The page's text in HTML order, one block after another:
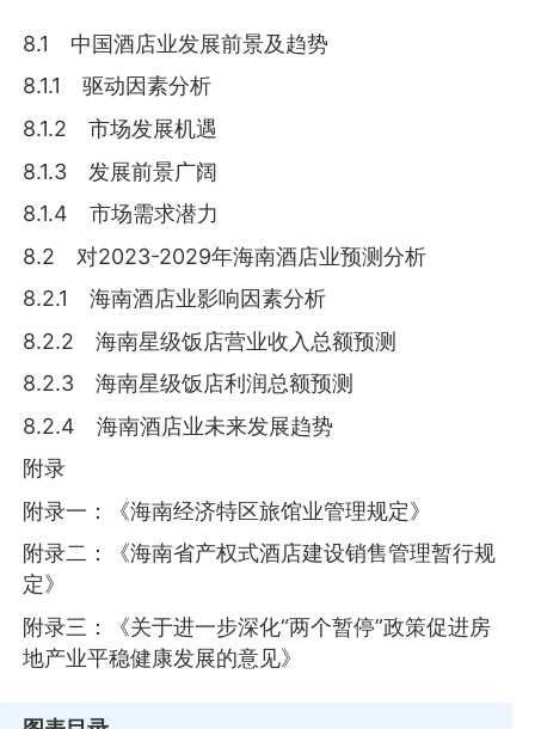
8.1 中国酒店业发展前景及趋势
8.1.1 驱动因素分析
8.1.2 市场发展机遇
8.1.3 发展前景广阔
8.1.4 市场需求潜力
8.2 对2023-2029年海南酒店业预测分析
8.2.1 海南酒店业影响因素分析
8.2.2 海南星级饭店营业收入总额预测
8.2.3 海南星级饭店利润总额预测
8.2.4 海南酒店业未来发展趋势
附录
附录一：《海南经济特区旅馆业管理规定》
附录二：《海南省产权式酒店建设销售管理暂行规
定》
附录三：《关于进一步深化“两个暂停”政策促进房
地产业平稳健康发展的意见》